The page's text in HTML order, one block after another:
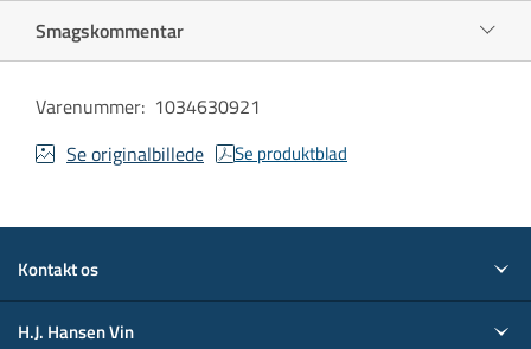
Smagskommentar
Varenummer: 1034630921
Se originalbillede
Se produktblad
Kontakt os
H.J. Hansen Vin